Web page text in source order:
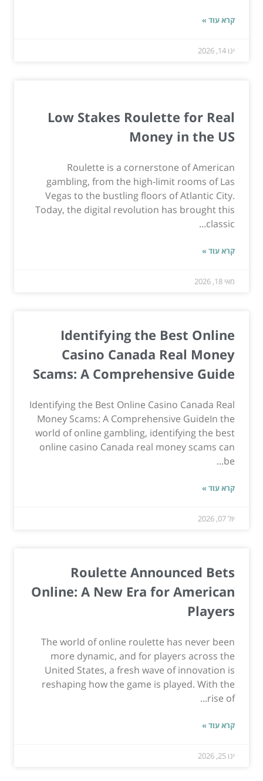
קרא עוד »
ינו 14, 2026
Low Stakes Roulette for Real
Money in the US
Roulette is a cornerstone of American
gambling, from the high-limit rooms of Las
Vegas to the bustling floors of Atlantic City.
Today, the digital revolution has brought this
classic...
קרא עוד »
מאי 18, 2026
Identifying the Best Online
Casino Canada Real Money
Scams: A Comprehensive Guide
Identifying the Best Online Casino Canada Real
Money Scams: A Comprehensive GuideIn the
world of online gambling, identifying the best
online casino Canada real money scams can
be...
קרא עוד »
יול 07, 2026
Roulette Announced Bets
Online: A New Era for American
Players
The world of online roulette has never been
more dynamic, and for players across the
United States, a fresh wave of innovation is
reshaping how the game is played. With the
rise of...
קרא עוד »
ינו 25, 2026